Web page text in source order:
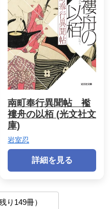
南町奉行異聞帖 襤
褸舟の以栢 (光文社文
庫)
岩室忍
詳細を見る
り149冊）